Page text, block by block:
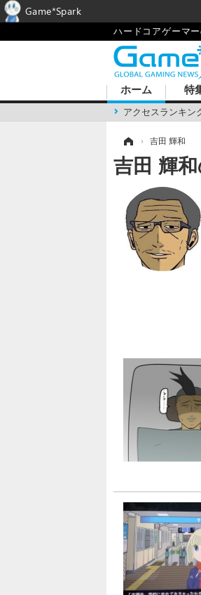
ハードコアゲーマ
ホーム
アクセスランキン
特
› 吉田 輝和
吉田 輝
Game*Spark